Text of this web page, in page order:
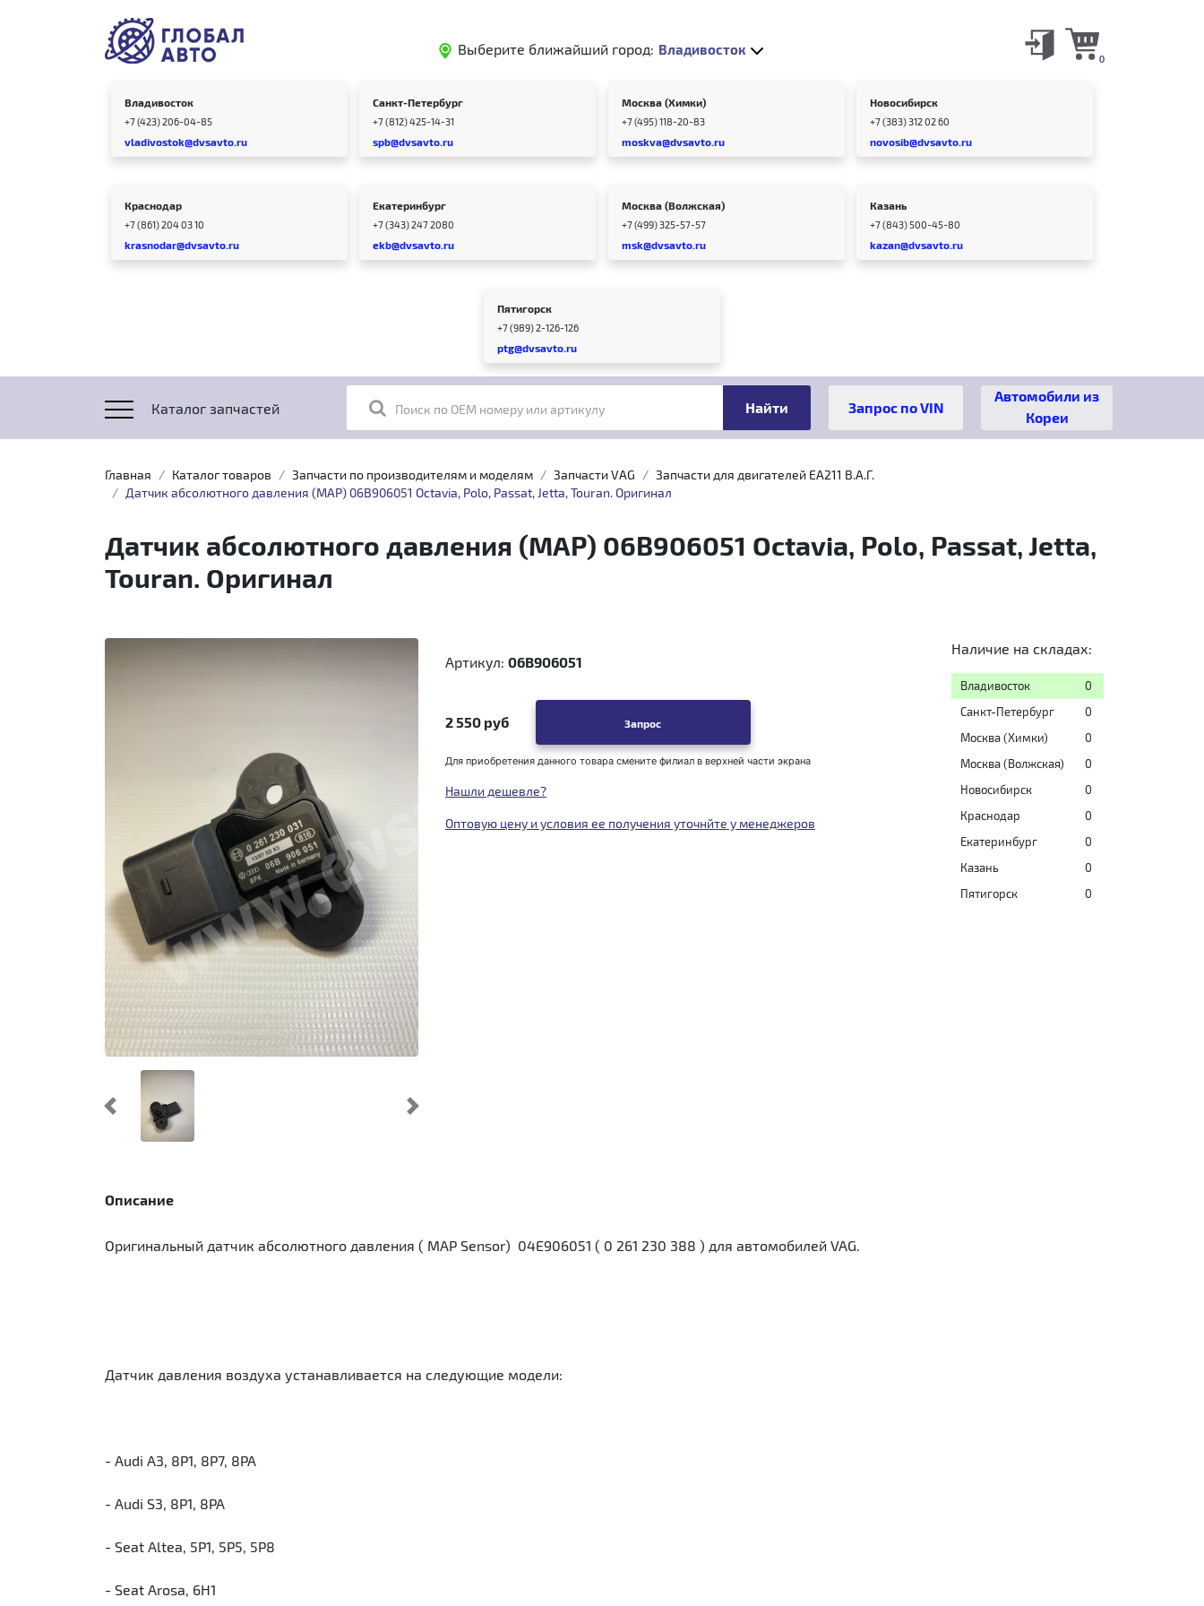
Выберите ближайший город: Владивосток
0
Владивосток
+7 (423) 206-04-85
vladivostok@dvsavto.ru
Санкт-Петербург
+7 (812) 425-14-31
spb@dvsavto.ru
Москва (Химки)
+7 (495) 118-20-83
moskva@dvsavto.ru
Новосибирск
+7 (383) 312 02 60
novosib@dvsavto.ru
Краснодар
+7 (861) 204 03 10
krasnodar@dvsavto.ru
Екатеринбург
+7 (343) 247 2080
ekb@dvsavto.ru
Москва (Волжская)
+7 (499) 325-57-57
msk@dvsavto.ru
Казань
+7 (843) 500-45-80
kazan@dvsavto.ru
Пятигорск
+7 (989) 2-126-126
ptg@dvsavto.ru
Каталог запчастей Поиск по OEM номеру или артикулу
Автомобили из
Кореи
Главная Каталог товаров Запчасти по производителям и моделям Запчасти VAG
Запчасти для двигателей EA211 B.A.Г.
Датчик абсолютного давления (MAP) 06B906051 Octavia, Polo, Passat, Jetta, Touran. Оригинал
Датчик абсолютного давления (MAP) 06B906051 Octavia, Polo, Passat, Jetta,
Touran. Оригинал
Предыдущий Cледующий
Артикул: 06B906051
2 550 руб Запрос
Для приобретения данного товара смените филиал в верхней части экрана
Нашли дешевле?
Оптовую цену и условия ее получения уточнйте у менеджеров
Наличие на складах:
Владивосток
0
Санкт-Петербург
0
Москва (Химки)
0
Москва (Волжская)
0
Новосибирск
0
Краснодар
0
Екатеринбург
0
Казань
0
Пятигорск
0
Описание
Оригинальный датчик абсолютного давления ( MAP Sensor) 04E906051 ( 0 261 230 388 ) для автомобилей VAG.
Датчик давления воздуха устанавливается на следующие модели:
- Audi A3, 8P1, 8P7, 8PA
- Audi S3, 8P1, 8PA
- Seat Altea, 5P1, 5P5, 5P8
- Seat Arosa, 6H1